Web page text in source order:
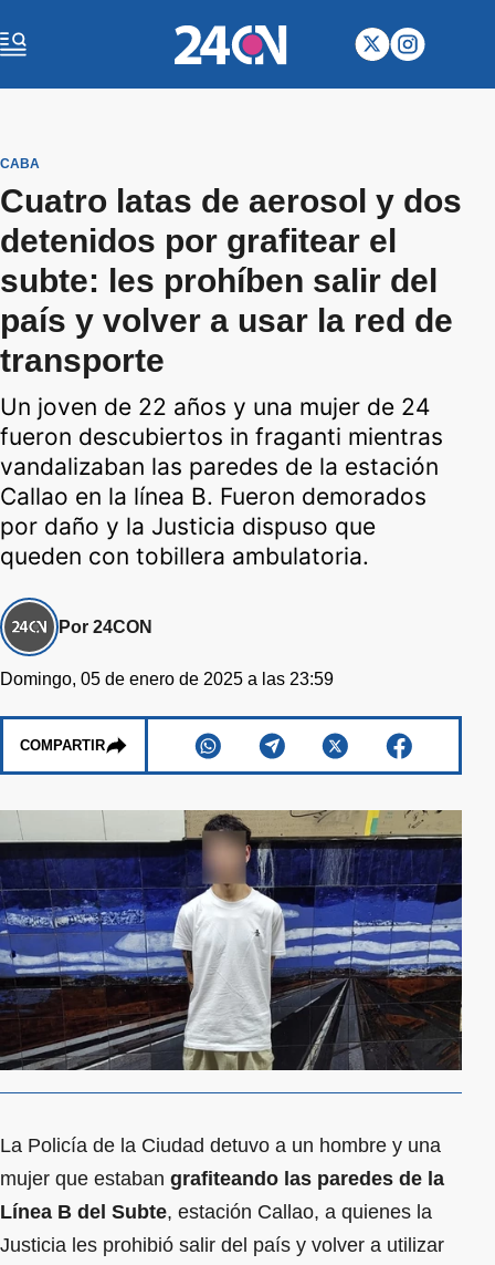
CABA
Cuatro latas de aerosol y dos
detenidos por grafitear el
subte: les prohíben salir del
país y volver a usar la red de
transporte
Un joven de 22 años y una mujer de 24
fueron descubiertos in fraganti mientras
vandalizaban las paredes de la estación
Callao en la línea B. Fueron demorados
por daño y la Justicia dispuso que
queden con tobillera ambulatoria.
Por 24CON
Domingo, 05 de enero de 2025 a las 23:59
COMPARTIR
La Policía de la Ciudad detuvo a un hombre y una
mujer que estaban grafiteando las paredes de la
Línea B del Subte, estación Callao, a quienes la
Justicia les prohibió salir del país y volver a utilizar